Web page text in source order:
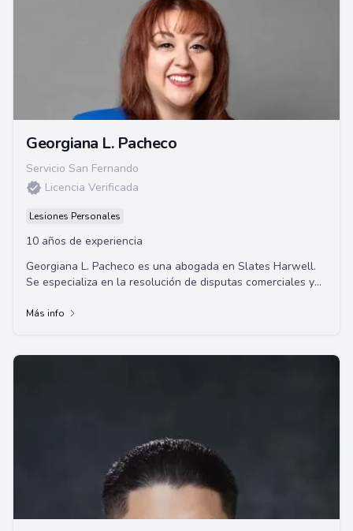
Georgiana L. Pacheco
Servicio San Fernando
Licencia Verificada
Lesiones Personales
10 años de experiencia
Georgiana L. Pacheco es una abogada en Slates Harwell.
Se especializa en la resolución de disputas comerciales y
Más info